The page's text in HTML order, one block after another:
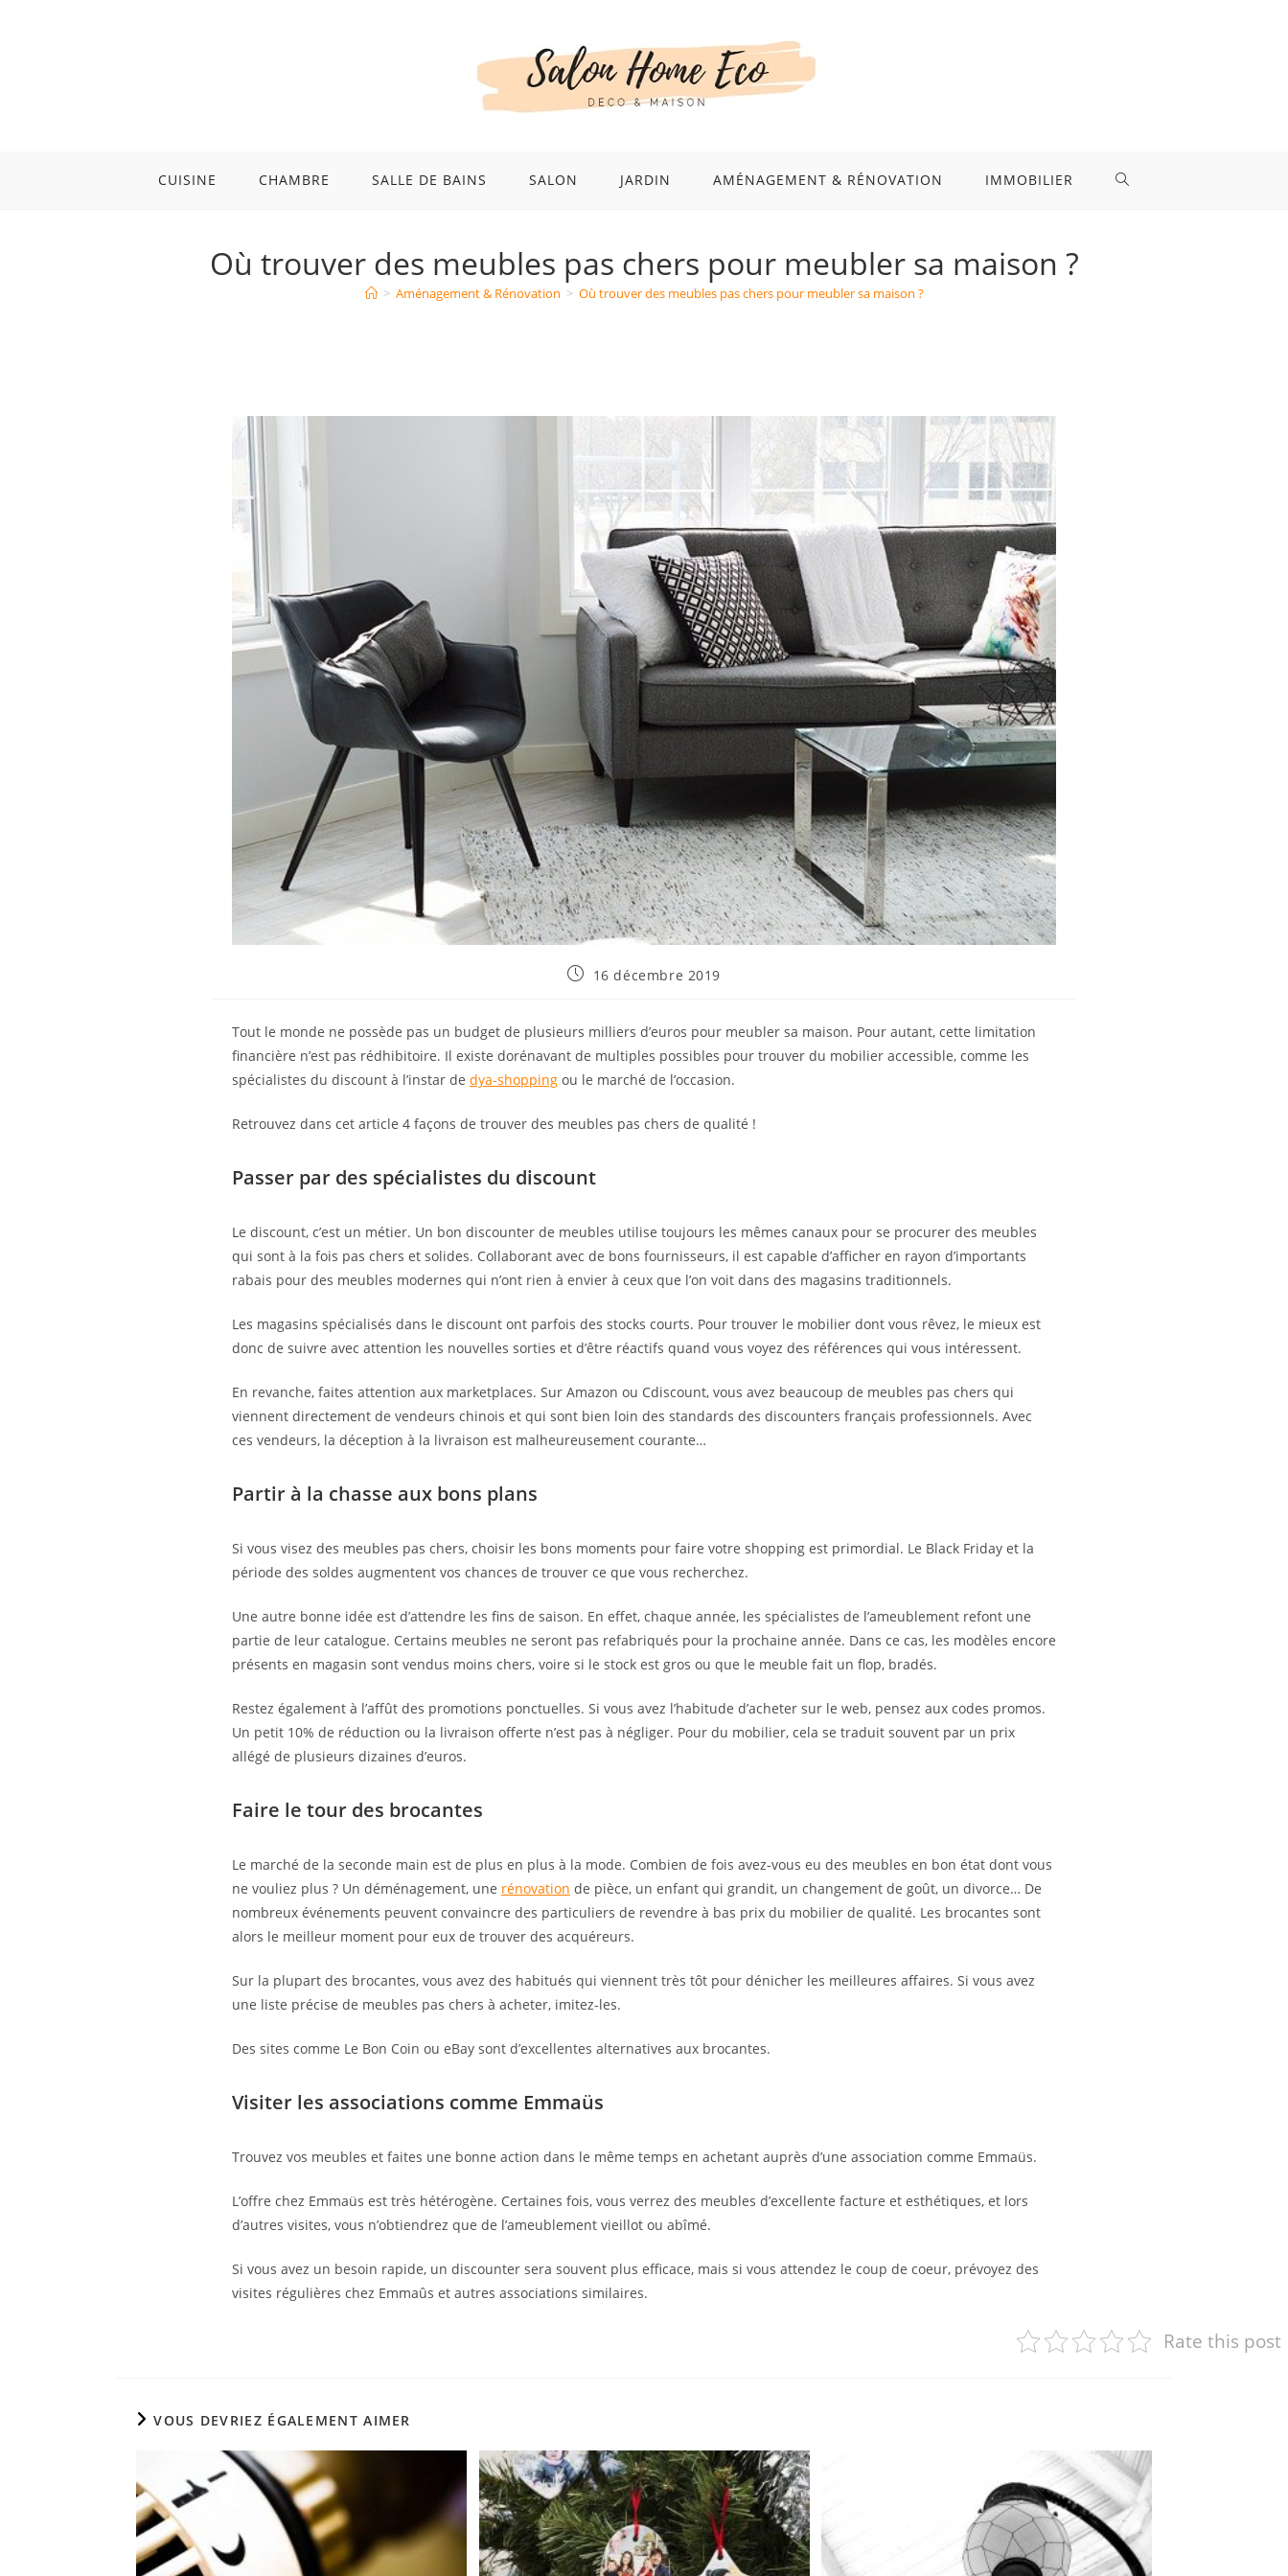
CUISINE CHAMBRE SALLE DE BAINS SALON JARDIN AMÉNAGEMENT & RÉNOVATION IMMOBILIER TOGGLE
Où trouver des meubles pas chers pour meubler sa maison ?
> Aménagement & Rénovation > Où trouver des meubles pas chers pour meubler sa maison ?
Publication
16 décembre 2019
Tout le monde ne possède pas un budget de plusieurs milliers d’euros pour meubler sa maison. Pour autant, cette limitation
financière n’est pas rédhibitoire. Il existe dorénavant de multiples possibles pour trouver du mobilier accessible, comme les
spécialistes du discount à l’instar de dya-shopping ou le marché de l’occasion.
Retrouvez dans cet article 4 façons de trouver des meubles pas chers de qualité !
Passer par des spécialistes du discount
Le discount, c’est un métier. Un bon discounter de meubles utilise toujours les mêmes canaux pour se procurer des meubles
qui sont à la fois pas chers et solides. Collaborant avec de bons fournisseurs, il est capable d’afficher en rayon d’importants
rabais pour des meubles modernes qui n’ont rien à envier à ceux que l’on voit dans des magasins traditionnels.
Les magasins spécialisés dans le discount ont parfois des stocks courts. Pour trouver le mobilier dont vous rêvez, le mieux est
donc de suivre avec attention les nouvelles sorties et d’être réactifs quand vous voyez des références qui vous intéressent.
En revanche, faites attention aux marketplaces. Sur Amazon ou Cdiscount, vous avez beaucoup de meubles pas chers qui
viennent directement de vendeurs chinois et qui sont bien loin des standards des discounters français professionnels. Avec
ces vendeurs, la déception à la livraison est malheureusement courante…
Partir à la chasse aux bons plans
Si vous visez des meubles pas chers, choisir les bons moments pour faire votre shopping est primordial. Le Black Friday et la
période des soldes augmentent vos chances de trouver ce que vous recherchez.
Une autre bonne idée est d’attendre les fins de saison. En effet, chaque année, les spécialistes de l’ameublement refont une
partie de leur catalogue. Certains meubles ne seront pas refabriqués pour la prochaine année. Dans ce cas, les modèles encore
présents en magasin sont vendus moins chers, voire si le stock est gros ou que le meuble fait un flop, bradés.
Restez également à l’affût des promotions ponctuelles. Si vous avez l’habitude d’acheter sur le web, pensez aux codes promos.
Un petit 10% de réduction ou la livraison offerte n’est pas à négliger. Pour du mobilier, cela se traduit souvent par un prix
allégé de plusieurs dizaines d’euros.
Faire le tour des brocantes
Le marché de la seconde main est de plus en plus à la mode. Combien de fois avez-vous eu des meubles en bon état dont vous
ne vouliez plus ? Un déménagement, une rénovation de pièce, un enfant qui grandit, un changement de goût, un divorce… De
nombreux événements peuvent convaincre des particuliers de revendre à bas prix du mobilier de qualité. Les brocantes sont
alors le meilleur moment pour eux de trouver des acquéreurs.
Sur la plupart des brocantes, vous avez des habitués qui viennent très tôt pour dénicher les meilleures affaires. Si vous avez
une liste précise de meubles pas chers à acheter, imitez-les.
Des sites comme Le Bon Coin ou eBay sont d’excellentes alternatives aux brocantes.
Visiter les associations comme Emmaüs
Trouvez vos meubles et faites une bonne action dans le même temps en achetant auprès d’une association comme Emmaüs.
L’offre chez Emmaüs est très hétérogène. Certaines fois, vous verrez des meubles d’excellente facture et esthétiques, et lors
d’autres visites, vous n’obtiendrez que de l’ameublement vieillot ou abîmé.
Si vous avez un besoin rapide, un discounter sera souvent plus efficace, mais si vous attendez le coup de coeur, prévoyez des
visites régulières chez Emmaûs et autres associations similaires.
Rate this post
VOUS DEVRIEZ ÉGALEMENT AIMER